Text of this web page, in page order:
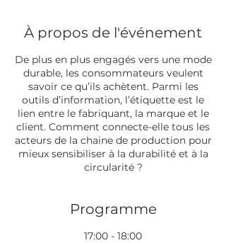
À propos de l'événement
De plus en plus engagés vers une mode
durable, les consommateurs veulent
savoir ce qu’ils achètent. Parmi les
outils d’information, l’étiquette est le
lien entre le fabriquant, la marque et le
client. Comment connecte-elle tous les
acteurs de la chaine de production pour
mieux sensibiliser à la durabilité et à la
circularité ?
Programme
17:00 - 18:00